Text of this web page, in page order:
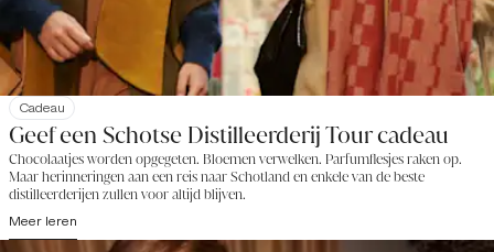
Cadeau
Geef een Schotse Distilleerderij Tour cadeau
Chocolaatjes worden opgegeten. Bloemen verwelken. Parfumflesjes raken op.
Maar herinneringen aan een reis naar Schotland en enkele van de beste
distilleerderijen zullen voor altijd blijven.
Meer leren